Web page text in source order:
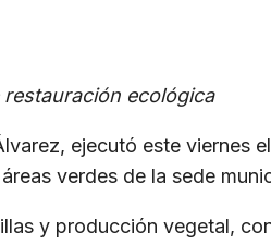
ecológica
ejecutó este viernes
verdes de la sede
y producción vegetal,